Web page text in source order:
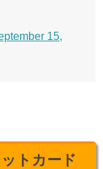
15,
トカード